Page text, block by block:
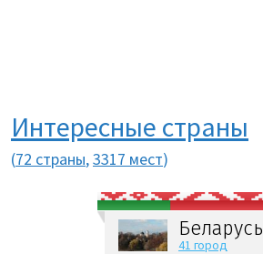
Интересные страны
(72 страны,3317 мест)
Беларусь
41 город